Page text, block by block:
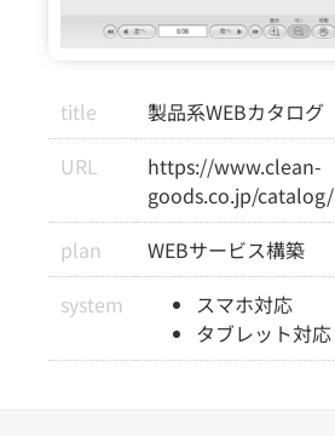
title
製品系WEBカタログ
URL
https://www.clean-
goods.co.jp/catalog/
plan
WEBサービス構築
system
スマホ対応
タブレット対応